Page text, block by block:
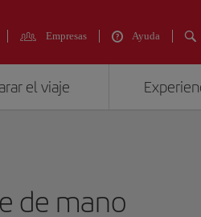
Empresas Ayuda
el viaje
de mano